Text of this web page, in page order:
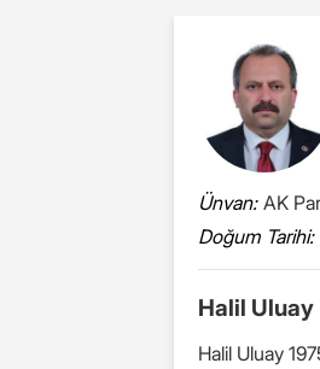
Ünvan: AK
Doğum Tarihi:
Halil Uluay
Halil Uluay